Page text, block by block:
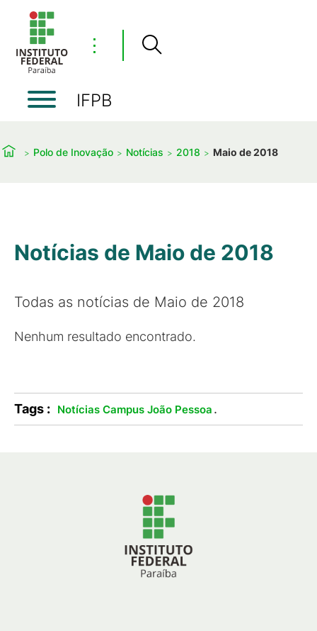
⋮
IFPB
Polo de Inovação Notícias 2018 Maio de 2018
Notícias de Maio de 2018
Todas as notícias de Maio de 2018
Nenhum resultado encontrado.
Tags : Notícias Campus João Pessoa .